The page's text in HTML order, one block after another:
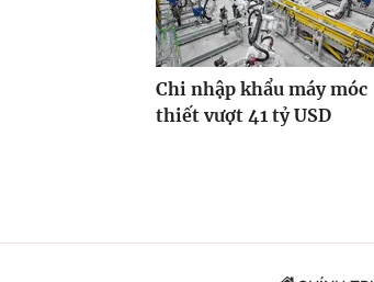
Chi nhập khẩu máy móc
thiết vượt 41 tỷ USD